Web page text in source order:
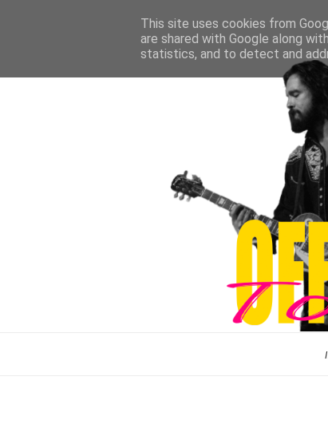
This site uses cookies from
are shared with Google along
statistics, and to detect and